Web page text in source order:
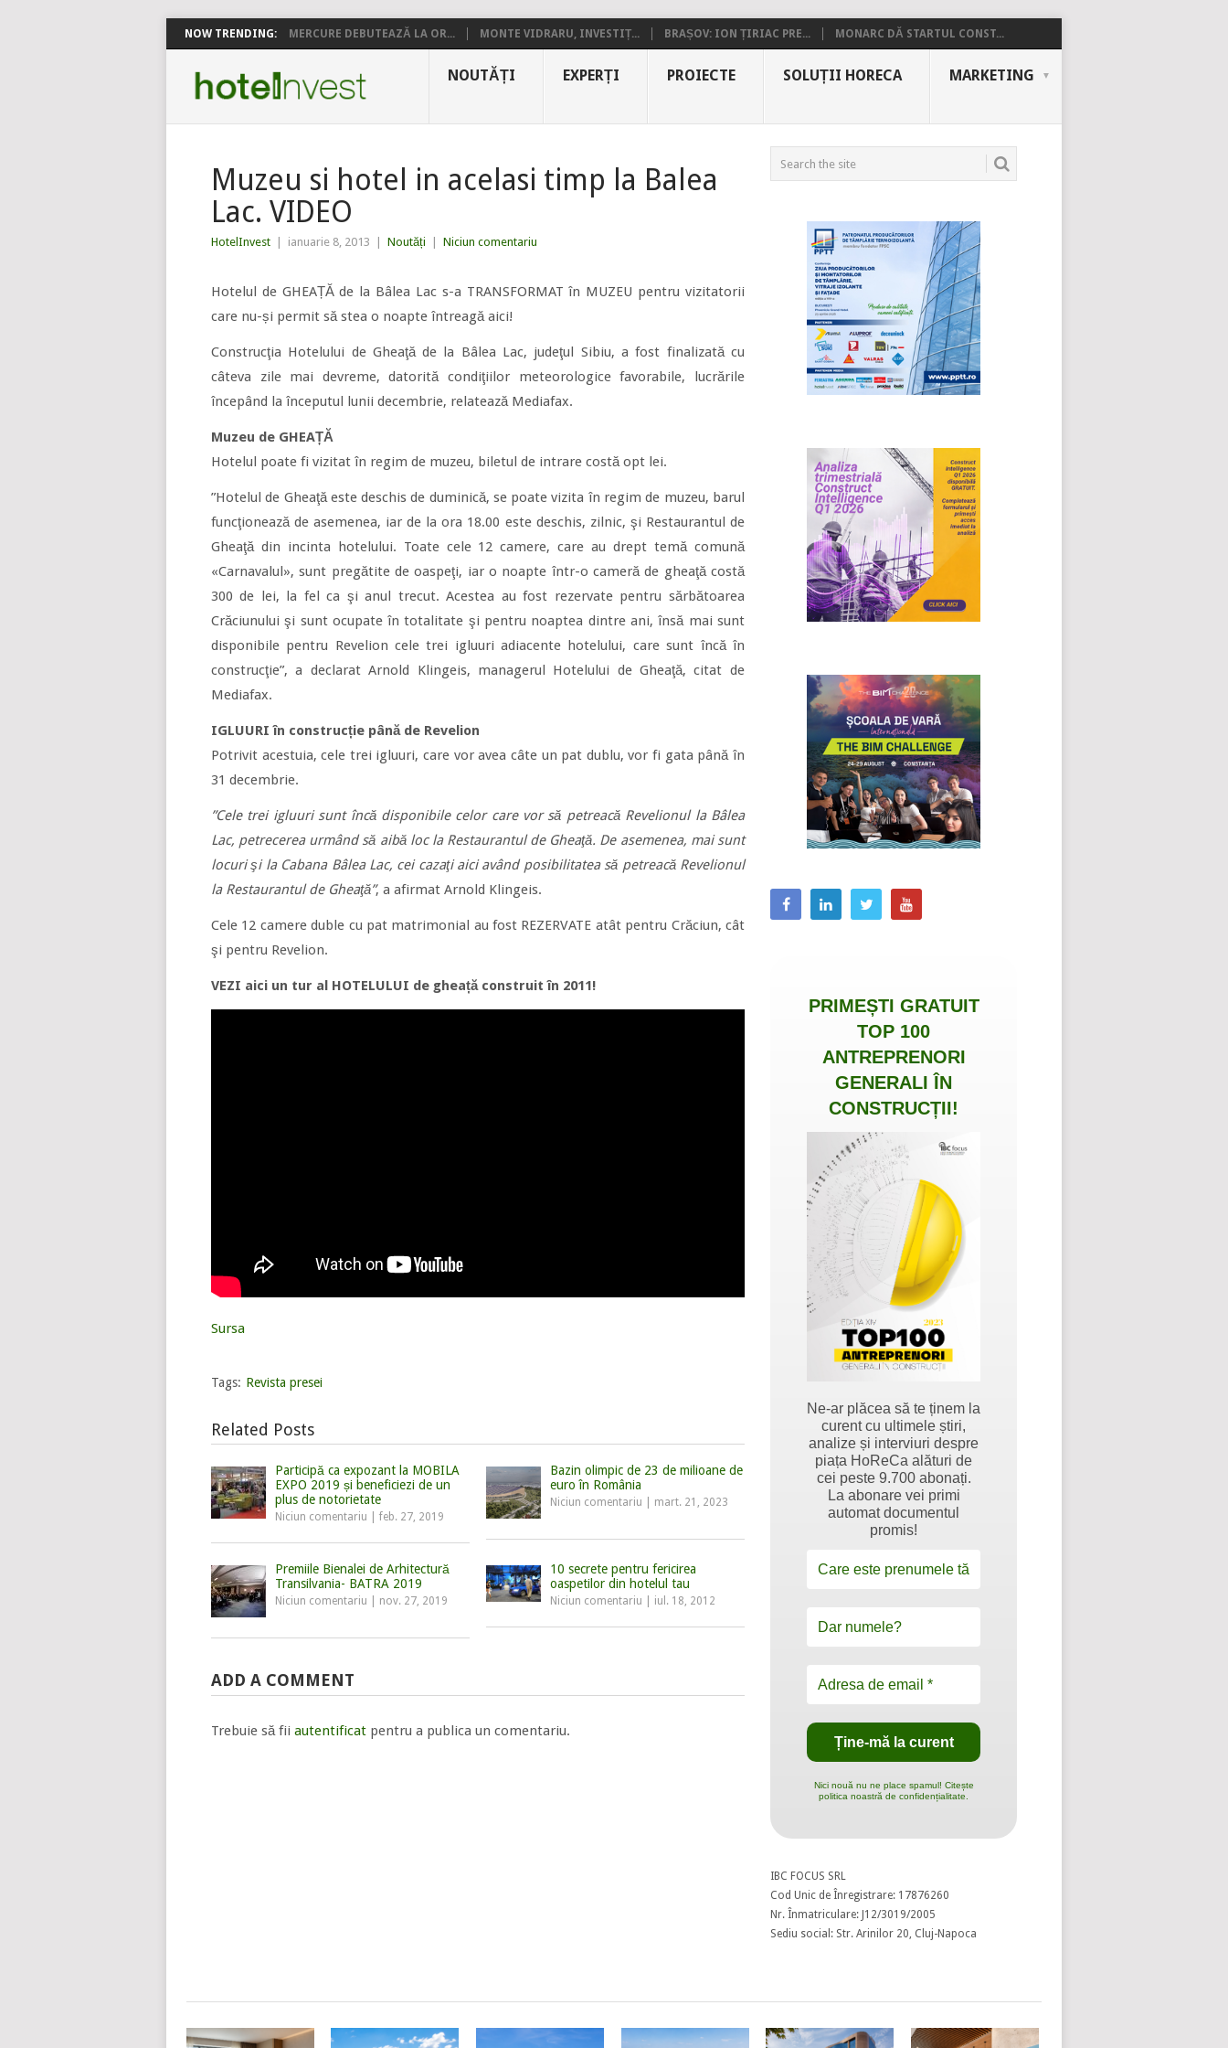
NOW TRENDING: MERCURE DEBUTEAZĂ LA OR... MONTE VIDRARU, INVESTIȚ... BRAȘOV: ION ȚIRIAC PRE... MONARC DĂ STARTUL CONST...
NOUTĂȚI EXPERȚI PROIECTE SOLUȚII HORECA MARKETING
Muzeu si hotel in acelasi timp la Balea
Lac. VIDEO
HotelInvest ianuarie 8, 2013 Noutăți Niciun comentariu
Hotelul de GHEAȚĂ de la Bâlea Lac s-a TRANSFORMAT în MUZEU pentru vizitatorii
care nu-și permit să stea o noapte întreagă aici!
Construcţia Hotelului de Gheaţă de la Bâlea Lac, judeţul Sibiu, a fost finalizată cu
câteva zile mai devreme, datorită condiţiilor meteorologice favorabile, lucrările
începând la începutul lunii decembrie, relatează Mediafax.
Muzeu de GHEAȚĂ
Hotelul poate fi vizitat în regim de muzeu, biletul de intrare costă opt lei.
”Hotelul de Gheaţă este deschis de duminică, se poate vizita în regim de muzeu, barul
funcţionează de asemenea, iar de la ora 18.00 este deschis, zilnic, şi Restaurantul de
Gheaţă din incinta hotelului. Toate cele 12 camere, care au drept temă comună
«Carnavalul», sunt pregătite de oaspeţi, iar o noapte într-o cameră de gheaţă costă
300 de lei, la fel ca şi anul trecut. Acestea au fost rezervate pentru sărbătoarea
Crăciunului şi sunt ocupate în totalitate şi pentru noaptea dintre ani, însă mai sunt
disponibile pentru Revelion cele trei igluuri adiacente hotelului, care sunt încă în
construcţie”, a declarat Arnold Klingeis, managerul Hotelului de Gheaţă, citat de
Mediafax.
IGLUURI în construcție până de Revelion
Potrivit acestuia, cele trei igluuri, care vor avea câte un pat dublu, vor fi gata până în
31 decembrie.
”Cele trei igluuri sunt încă disponibile celor care vor să petreacă Revelionul la Bâlea
Lac, petrecerea urmând să aibă loc la Restaurantul de Gheaţă. De asemenea, mai sunt
locuri şi la Cabana Bâlea Lac, cei cazaţi aici având posibilitatea să petreacă Revelionul
la Restaurantul de Gheaţă”, a afirmat Arnold Klingeis.
Cele 12 camere duble cu pat matrimonial au fost REZERVATE atât pentru Crăciun, cât
şi pentru Revelion.
VEZI aici un tur al HOTELULUI de gheață construit în 2011!
Sursa
Tags: Revista presei
Related Posts
Participă ca expozant la MOBILA
EXPO 2019 și beneficiezi de un
plus de notorietate
Niciun comentariu feb. 27, 2019
Bazin olimpic de 23 de milioane de
euro în România
Niciun comentariu mart. 21, 2023
Premiile Bienalei de Arhitectură
Transilvania- BATRA 2019
Niciun comentariu nov. 27, 2019
10 secrete pentru fericirea
oaspetilor din hotelul tau
Niciun comentariu iul. 18, 2012
ADD A COMMENT
Trebuie să fii autentificat pentru a publica un comentariu.
PRIMEȘTI GRATUIT
TOP 100
ANTREPRENORI
GENERALI ÎN
CONSTRUCȚII!
Ne-ar plăcea să te ținem la
curent cu ultimele știri,
analize și interviuri despre
piața HoReCa alături de
cei peste 9.700 abonați.
La abonare vei primi
automat documentul
promis!
Nici nouă nu ne place spamul! Citește
politica noastră de confidențialitate.
IBC FOCUS SRL
Cod Unic de Înregistrare: 17876260
Nr. Înmatriculare: J12/3019/2005
Sediu social: Str. Arinilor 20, Cluj-Napoca